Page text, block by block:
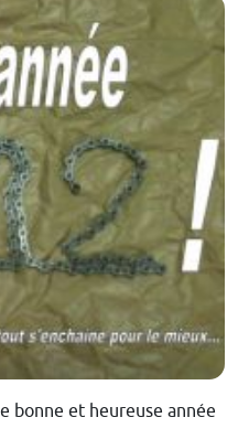
bonne et heureuse année